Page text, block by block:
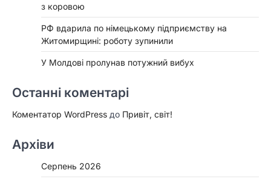
з коровою
РФ вдарила по німецькому підприємству на
Житомирщині: роботу зупинили
У Молдові пролунав потужний вибух
Останні коментарі
Коментатор WordPress до Привіт, світ!
Архіви
Серпень 2026